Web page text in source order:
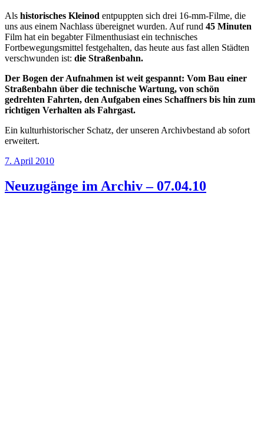
Als historisches Kleinod entpuppten sich drei 16-mm-Filme, die
uns aus einem Nachlass übereignet wurden. Auf rund 45 Minuten
Film hat ein begabter Filmenthusiast ein technisches
Fortbewegungsmittel festgehalten, das heute aus fast allen Städten
verschwunden ist: die Straßenbahn.
Der Bogen der Aufnahmen ist weit gespannt: Vom Bau einer
Straßenbahn über die technische Wartung, von schön
gedrehten Fahrten, den Aufgaben eines Schaffners bis hin zum
richtigen Verhalten als Fahrgast.
Ein kulturhistorischer Schatz, der unseren Archivbestand ab sofort
erweitert.
Veröffentlicht
7. April 2010
Neuzugänge im Archiv – 07.04.10